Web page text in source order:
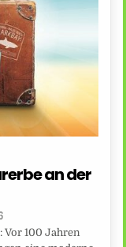
an der
100 Jahren